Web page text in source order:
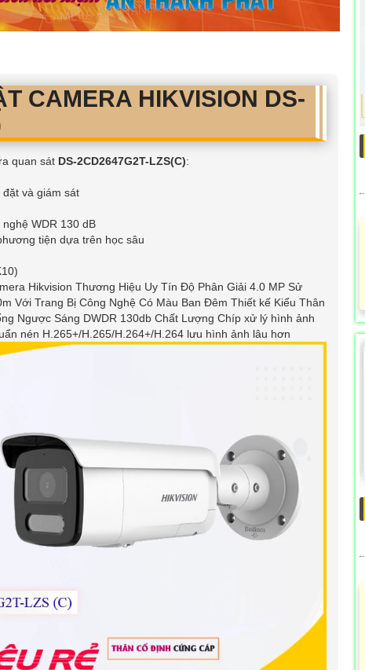
CAMERA HIKVISION DS-
quan sát DS-2CD2647G2T-LZS(C):
và giám sát
WDR 130 dB
tiện dựa trên học sâu
Hikvision Thương Hiệu Uy Tín Độ Phân Giải 4.0 MP Sử
Với Trang Bị Công Nghệ Có Màu Ban Đêm Thiết kế Kiểu Thân
Ngược Sáng DWDR 130db Chất Lượng Chíp xử lý hình ảnh
nén H.265+/H.265/H.264+/H.264 lưu hình ảnh lâu hơn